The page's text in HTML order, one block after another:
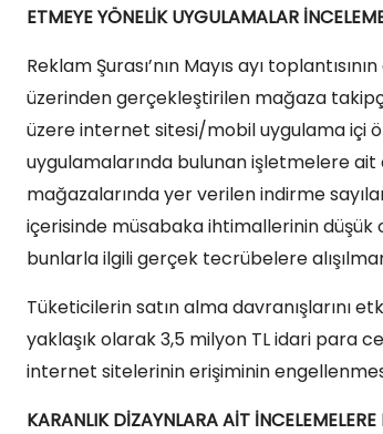
ETMEYE YÖNELİK UYGULAMALAR
Reklam Şurası’nın Mayıs ayı
üzerinden gerçekleştirilen mağaza
üzere internet sitesi/mobil uygulama içi
uygulamalarında bulunan işletmelere
mağazalarında yer verilen indirme
içerisinde müsabaka ihtimallerinin
bunlarla ilgili gerçek tecrübelere
Tüketicilerin satın alma davranışlarını
yaklaşık olarak 3,5 milyon TL idari para
internet sitelerinin erişiminin
KARANLIK DİZAYNLARA AİT